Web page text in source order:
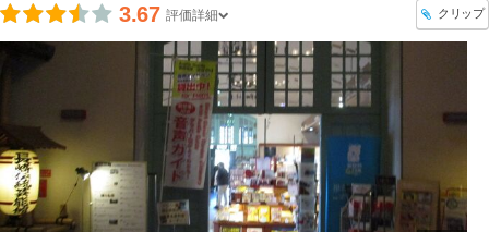
3.67 評価詳細 クリップ